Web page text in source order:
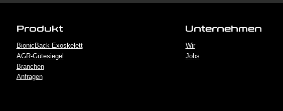
Produkt
BionicBack Exoskelett
AGR-Gütesiegel
Branchen
Anfragen
Unternehmen
Jobs
Wir